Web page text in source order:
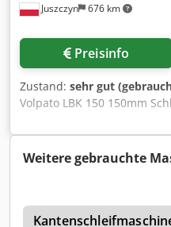
Juszczyn 676 km
Preisinfo
Zustand: sehr gut
Volpato LBK 150 150mm
2650mmm Mechanische
Heben/Senken des
Hauptmotor 3kw
Absaugöffnung 110mm
Weitere gebrauchte